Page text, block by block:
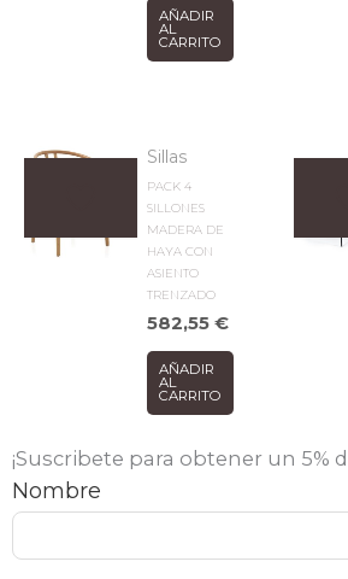
AÑADIR
AL
CARRITO
Sillas
PACK 4
SILLONES
MADERA DE
HAYA CON
ASIENTO
TRENZADO
582,55€
AÑADIR
AL
CARRITO
¡Suscribete para obtener un 5%
Nombre